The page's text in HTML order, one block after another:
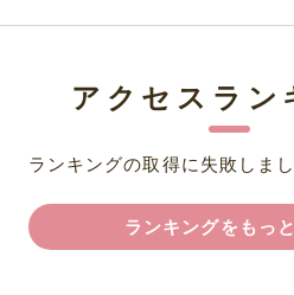
アクセスラン
ランキングの取得に失敗しまし
ランキングをもっ